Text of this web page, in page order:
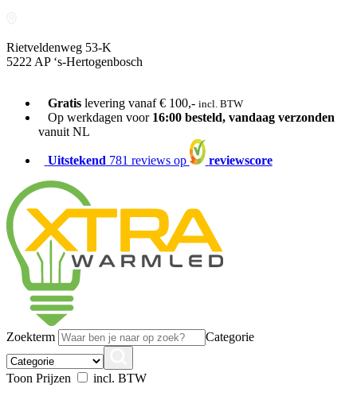
Rietveldenweg 53-K
5222 AP ‘s-Hertogenbosch
Gratislevering vanaf € 100,- incl. BTW
Op werkdagen voor 16:00 besteld, vandaag verzonden
vanuit NL
Uitstekend 781 reviews op reviewscore
Zoekterm Categorie
Toon Prijzen
incl. BTW